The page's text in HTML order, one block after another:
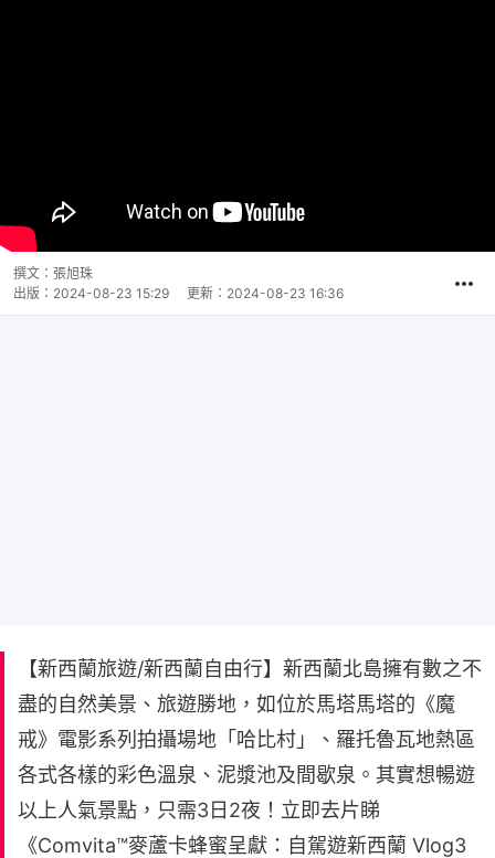
撰文： 張旭珠
出版： 2024-08-23 15:29 更新： 2024-08-23 16:36
【新西蘭旅遊/新西蘭自由行】新西蘭北島擁有數之不
盡的自然美景、旅遊勝地，如位於馬塔馬塔的《魔
戒》電影系列拍攝場地「哈比村」、羅托魯瓦地熱區
各式各樣的彩色溫泉、泥漿池及間歇泉。其實想暢遊
以上人氣景點，只需3日2夜！立即去片睇
《Comvita™️麥蘆卡蜂蜜呈獻：自駕遊新西蘭 Vlog3